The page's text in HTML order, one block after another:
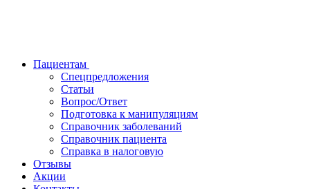
Пациентам
Спецпредложения
Статьи
Вопрос/Ответ
Подготовка к манипуляциям
Справочник заболеваний
Справочник пациента
Справка в налоговую
Отзывы
Акции